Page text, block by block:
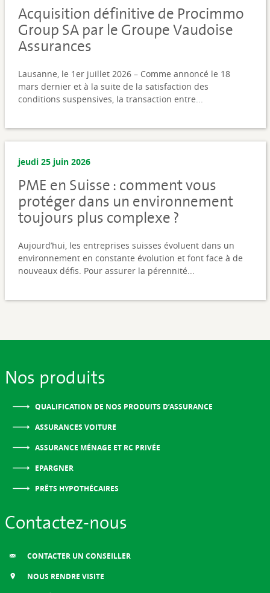
Acquisition définitive de Procimmo
Group SA par le Groupe Vaudoise
Assurances
Lausanne, le 1er juillet 2026 – Comme annoncé le 18
mars dernier et à la suite de la satisfaction des
conditions suspensives, la transaction entre...
jeudi 25 juin 2026
PME en Suisse : comment vous
protéger dans un environnement
toujours plus complexe ?
Aujourd’hui, les entreprises suisses évoluent dans un
environnement en constante évolution et font face à de
nouveaux défis. Pour assurer la pérennité...
Nos produits
QUALIFICATION DE NOS PRODUITS D’ASSURANCE
ASSURANCES VOITURE
ASSURANCE MÉNAGE ET RC PRIVÉE
EPARGNER
PRÊTS HYPOTHÉCAIRES
Contactez-nous
CONTACTER UN CONSEILLER
NOUS RENDRE VISITE